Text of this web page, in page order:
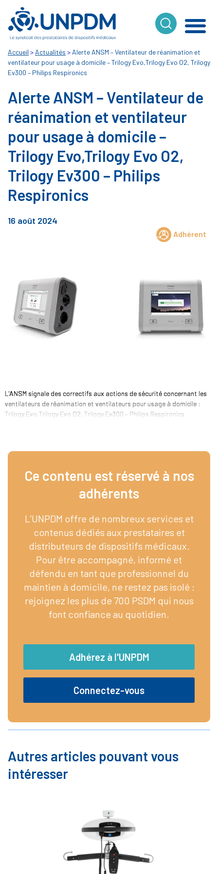
Accueil > Actualités > Alerte ANSM – Ventilateur de réanimation et
ventilateur pour usage à domicile – Trilogy Evo,Trilogy Evo O2, Trilogy
Ev300 – Philips Respironics
Alerte ANSM – Ventilateur de
réanimation et ventilateur
pour usage à domicile –
Trilogy Evo,Trilogy Evo O2,
Trilogy Ev300 – Philips
Respironics
16 août 2024
Adhérent
L'ANSM signale des correctifs aux actions de sécurité concernant les
ventilateurs de réanimation et ventilateurs pour usage à domicile :
Trilogy Evo,Trilogy Evo O2, Trilogy Ev300 – Philips Respironics.
Ce contenu est réservé à nos
adhérents​
L’UNPDM offre de nombreux services et
contenus dédiés aux prestataires et
distributeurs de dispositifs médicaux.
Pour être accompagné, informé et
défendu en tant que professionnel du
maintien à domicile, ne restez pas isolé :
rejoignez les plus de 700 PSDM qui nous
font confiance au quotidien.
Adhérez à l'UNPDM
Connectez-vous
Autres articles pouvant vous
intéresser